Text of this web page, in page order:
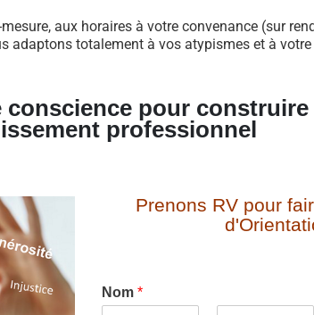
aux horaires à votre convenance (sur
adaptons totalement à vos atypismes et à votre
conscience pour
professionnel
Prenons RV pour
Nom *